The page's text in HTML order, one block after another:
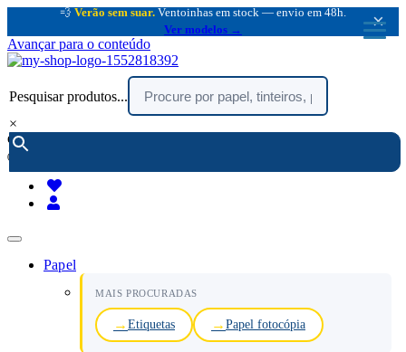
💨 Verão sem suar. Ventoinhas em stock — envio em 48h.
Ver modelos →
×
Avançar para o conteúdo
Pesquisar produtos...
×
encomendar por telefone :
(chamada rede fixa nacional)
Papel
MAIS PROCURADAS
Etiquetas Papel fotocópia